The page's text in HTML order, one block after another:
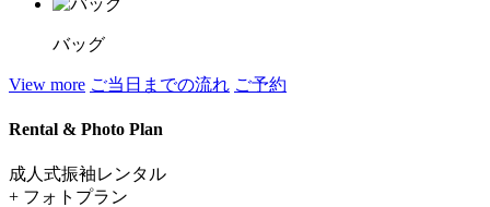
バッグ
View more ご当日までの流れ ご予約
Rental & Photo Plan
成人式振袖レンタル
+ フォトプラン